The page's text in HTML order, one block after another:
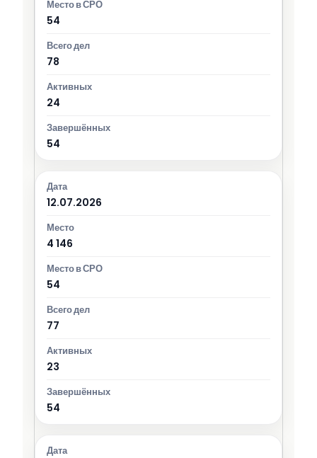
54
78
24
54
12.07.2026
4 146
54
77
23
54